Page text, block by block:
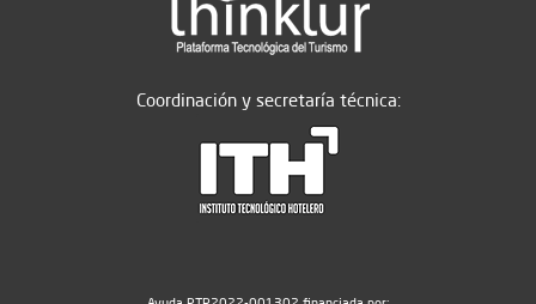
Coordinación y secretaría técnica: